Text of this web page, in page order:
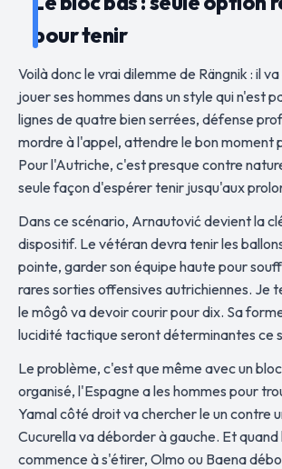
pour tenir
Voilà donc le vrai dilemme de Rängnik : il
jouer ses hommes dans un style qui n'est
lignes de quatre bien serrées, défense
mordre à l'appel, attendre le bon moment
Pour l'Autriche, c'est presque contre
seule façon d'espérer tenir jusqu'aux
Dans ce scénario, Arnautović devient la
dispositif. Le vétéran devra tenir les
pointe, garder son équipe haute pour
rares sorties offensives autrichiennes. Je
le môgô va devoir courir pour dix. Sa
lucidité tactique seront déterminantes ce
Le problème, c'est que même avec un
organisé, l'Espagne a les hommes pour
Yamal côté droit va chercher le un contre
Cucurella va déborder à gauche. Et quand
commence à s'étirer, Olmo ou Baena